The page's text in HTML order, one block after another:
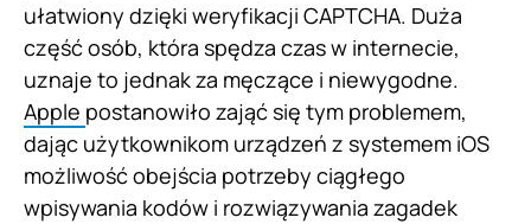
ułatwiony dzięki weryfikacji CAPTCHA. Duża
część osób, która spędza czas w internecie,
uznaje to jednak za męczące i niewygodne.
Apple postanowiło zająć się tym problemem,
dając użytkownikom urządzeń z systemem iOS
możliwość obejścia potrzeby ciągłego
wpisywania kodów i rozwiązywania zagadek